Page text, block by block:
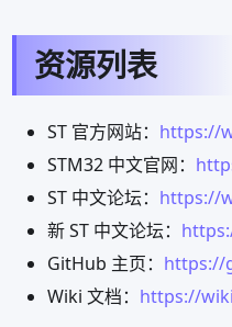
资源列表
ST 官方网站： https://
STM32 中文官网：
ST 中文论坛： https://
新 ST 中文论坛：
GitHub 主页： https://
Wiki 文档： https://